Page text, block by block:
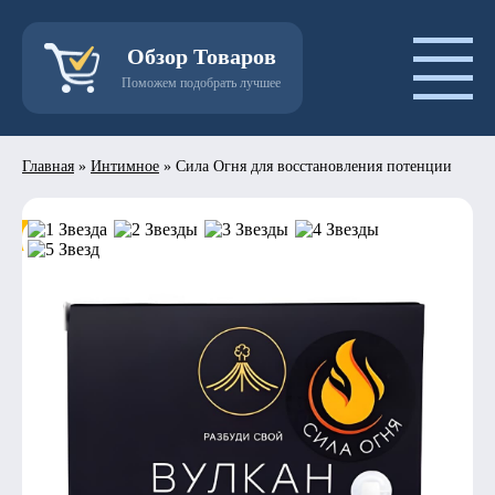
Обзор Товаров
Поможем подобрать лучшее
Главная » Интимное » Сила Огня для восстановления потенции
- 50%